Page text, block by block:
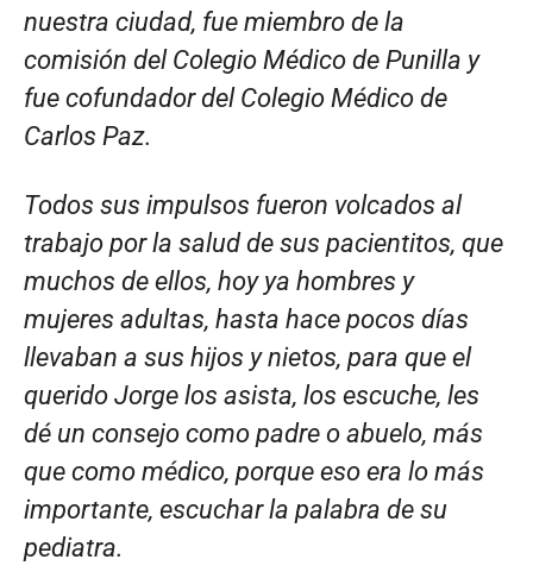
nuestra ciudad, fue miembro de la
comisión del Colegio Médico de Punilla y
fue cofundador del Colegio Médico de
Carlos Paz.
Todos sus impulsos fueron volcados al
trabajo por la salud de sus pacientitos, que
muchos de ellos, hoy ya hombres y
mujeres adultas, hasta hace pocos días
llevaban a sus hijos y nietos, para que el
querido Jorge los asista, los escuche, les
dé un consejo como padre o abuelo, más
que como médico, porque eso era lo más
importante, escuchar la palabra de su
pediatra.